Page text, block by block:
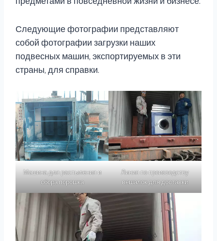
Следующие фотографии представляют
собой фотографии загрузки наших
подвесных машин, экспортируемых в эти
страны, для справки.
Машина для распыления и
сбора порошка
Линия по производству
вешалок для доставки